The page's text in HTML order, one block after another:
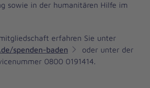
sowie in der humanitären Hilfe im
erfahren Sie unter
spenden-baden
oder unter der
0800 0191414.